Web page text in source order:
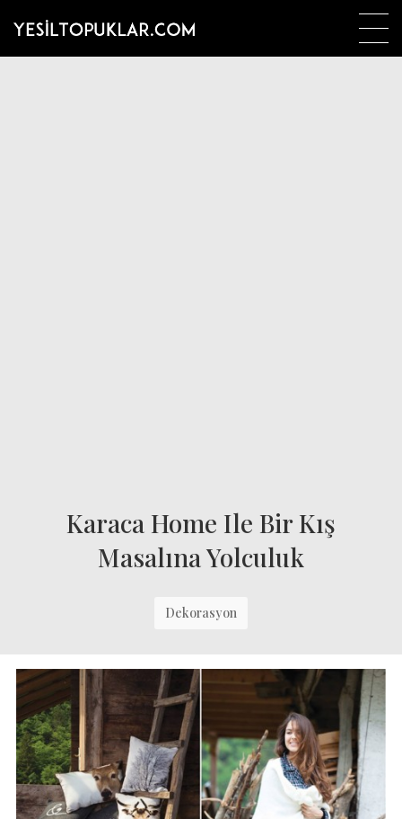
Karaca Home Ile Bir Kış
Masalına Yolculuk
Dekorasyon